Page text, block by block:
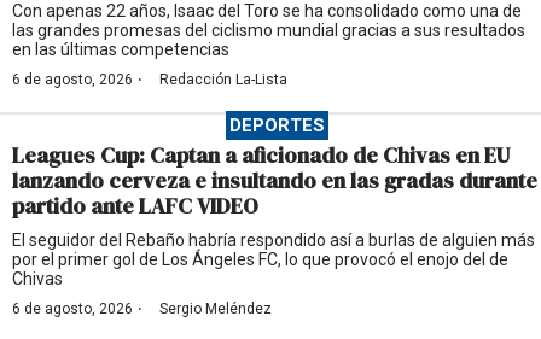
Con apenas 22 años, Isaac del Toro se ha consolidado como una de
las grandes promesas del ciclismo mundial gracias a sus resultados
en las últimas competencias
6 de agosto, 2026 · Redacción La-Lista
DEPORTES
Leagues Cup: Captan a aficionado de Chivas en EU
lanzando cerveza e insultando en las gradas durante
partido ante LAFC VIDEO
El seguidor del Rebaño habría respondido así a burlas de alguien más
por el primer gol de Los Ángeles FC, lo que provocó el enojo del de
Chivas
6 de agosto, 2026 · Sergio Meléndez